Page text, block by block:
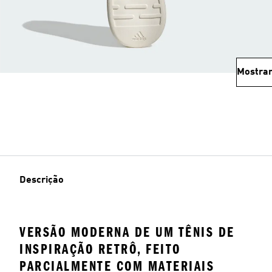
Descrição
VERSÃO MODERNA DE UM TÊNIS DE
INSPIRAÇÃO RETRÔ, FEITO
PARCIALMENTE COM MATERIAIS